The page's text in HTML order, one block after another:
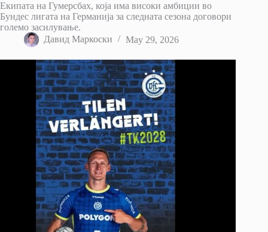
Екипата на Гумерсбах, која има високи амбиции во
Бундес лигата на Германија за следната сезона договори
големо засилување.
Давид Маркоски
May 29, 2026